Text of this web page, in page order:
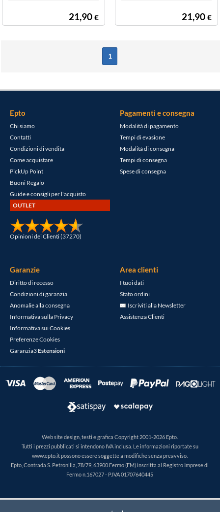
21,90 € 21,90 €
1
Epto
Chi siamo
Contatti
Condizioni di vendita
Come acquistare
PickUp Point
Buoni Regalo
Guide e consigli per l'acquisto
OUTLET
Opinioni dei Clienti (37270)
Pagamenti e consegna
Modalità di pagamento
Tempi di evasione
Modalità di consegna
Tempi di consegna
Spese di consegna
Garanzie
Diritto di recesso
Condizioni di garanzia
Anomalie alla consegna
Informativa sulla Privacy
Informativa sui Cookies
Preferenze Cookies
Garanzia3Estensioni
Area clienti
I tuoi dati
Stato ordini
Iscriviti alla Newsletter
Assistenza Clienti
Web site design, testi e grafica Copyright 2001-2026 Epto.
Tutti i prezzi pubblicati si intendono IVA inclusa. Le informazioni riportate su
www.epto.it possono essere soggette a modifiche senza preavviso.
Epto, Contrada S. Petronilla, 78/79, 63900 Fermo (FM) inscritta al Registro Imprese di
Fermo n.167027 - P.IVA 01707640445